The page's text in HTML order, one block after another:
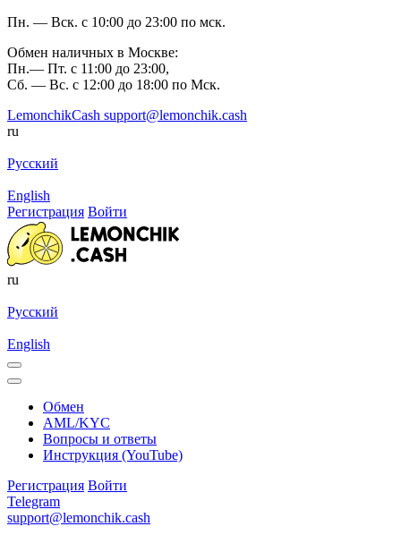
Пн. — Вск. с 10:00 до 23:00 по мск.
Обмен наличных в Москве:
Пн.— Пт. с 11:00 до 23:00,
Сб. — Вс. с 12:00 до 18:00 по Мск.
LemonchikCash support@lemonchik.cash
ru
Русский
English
Регистрация Войти
ru
Русский
English
Обмен
AML/KYC
Вопросы и ответы
Инструкция (YouTube)
Регистрация Войти
Telegram
support@lemonchik.cash